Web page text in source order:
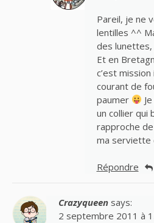
Pareil, je ne
lentilles ^^
des lunettes,
Et en
c’est
courant de
paumer
un collier qui
rapproche
ma serviette
Répondre
Crazyqueen says:
2 septembre 2011 à